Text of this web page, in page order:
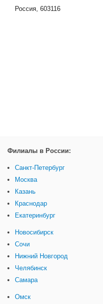
Россия, 603116
Филиалы в России:
Санкт-Петербург
Москва
Казань
Краснодар
Екатеринбург
Новосибирск
Сочи
Нижний Новгород
Челябинск
Самара
Омск